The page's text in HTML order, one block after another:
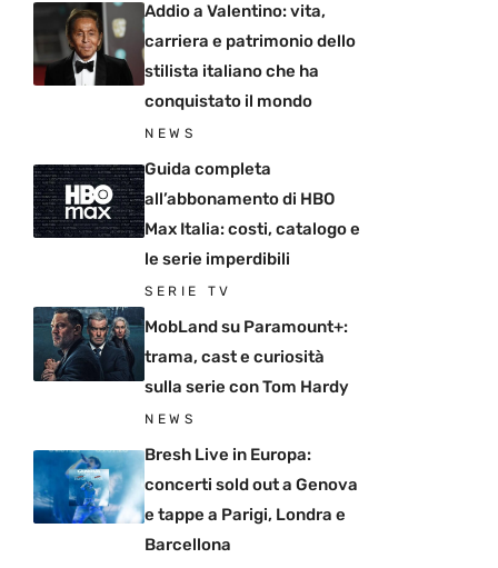
Addio a Valentino: vita,
carriera e patrimonio dello
stilista italiano che ha
conquistato il mondo
NEWS
Guida completa
all’abbonamento di HBO
Max Italia: costi, catalogo e
le serie imperdibili
SERIE TV
MobLand su Paramount+:
trama, cast e curiosità
sulla serie con Tom Hardy
NEWS
Bresh Live in Europa:
concerti sold out a Genova
e tappe a Parigi, Londra e
Barcellona